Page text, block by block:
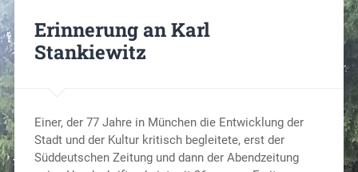
Erinnerung an Karl
Stankiewitz
Einer, der 77 Jahre in München die Entwicklung der
Stadt und der Kultur kritisch begleitete, erst der
Süddeutschen Zeitung und dann der Abendzeitung